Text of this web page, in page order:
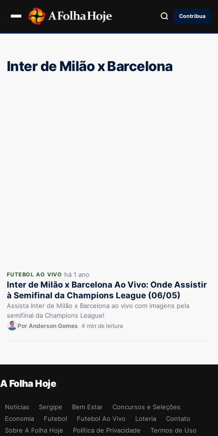
Contribua
Inter de Milão x Barcelona
FUTEBOL AO VIVO há 1 ano
Inter de Milão x Barcelona Ao Vivo: Onde Assistir
à Semifinal da Champions League (06/05)
Assista Inter de Milão x Barcelona ao vivo com imagens pela
semifinal da Champions League!
Por Anderson Gomes 4 min de leitura
A Folha Hoje
Notícias Sergipe Bem Estar
Concursos e Seleções
Economia
Futebol Futebol Ao Vivo Loteria
Contato
Sobre A Folha Hoje
Política de Privacidade Termos de Uso